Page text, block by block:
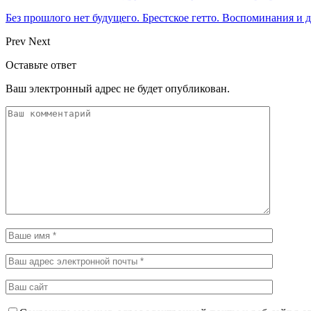
Без прошлого нет будущего. Брестское гетто. Воспоминания и
Prev Next
Оставьте ответ
Ваш электронный адрес не будет опубликован.